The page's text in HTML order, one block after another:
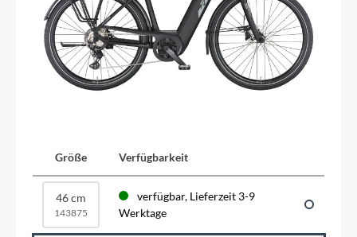
Größe Verfügbarkeit
46 cm
143875
verfügbar, Lieferzeit 3-9
Werktage